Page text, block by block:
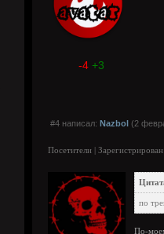
-4 +3
#4 написал: Nazbol (2
Посетители |
по
По-